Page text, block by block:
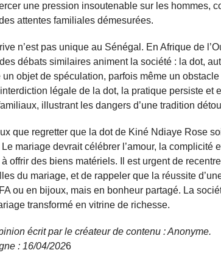
une pression insoutenable sur les hommes,
attentes familiales démesurées.
n’est pas unique au Sénégal. En Afrique de
débats similaires animent la société : la dot,
objet de spéculation, parfois même un
légale de la dot, la pratique persiste et
illustrant les dangers d’une tradition
que regretter que la dot de Kiné Ndiaye Rose
mariage devrait célébrer l’amour, la complicité
offrir des biens matériels. Il est urgent de
du mariage, et de rappeler que la réussite
ou en bijoux, mais en bonheur partagé. La
transformé en vitrine de richesse.
écrit par le créateur de contenu : Anonyme.
: 16/04/2026